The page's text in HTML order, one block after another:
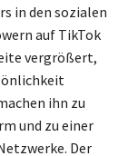
in den sozialen
auf TikTok
vergrößert,
ihn zu
und zu einer
Der